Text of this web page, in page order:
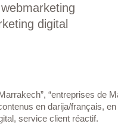
digital
“entreprises de
en darija/français,
service client réactif.